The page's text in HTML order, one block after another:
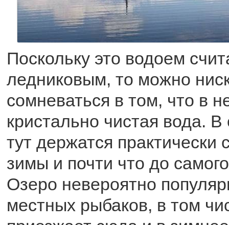
Поскольку это водоем
ледниковым, то можно
сомневаться в том, что в
кристально чистая вода.
тут держатся практически
зимы и почти что до
Озеро невероятно
местных рыбаков, в том